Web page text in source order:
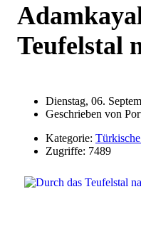
Teufelstal
Dienstag, 06.
Geschrieben von
Kategorie:
Zugriffe: 7489